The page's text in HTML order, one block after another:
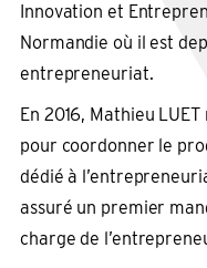
Innovation et
Normandie où il est
entrepreneuriat.
En 2016, Mathieu
pour coordonner le
dédié à
assuré un premier
charge de